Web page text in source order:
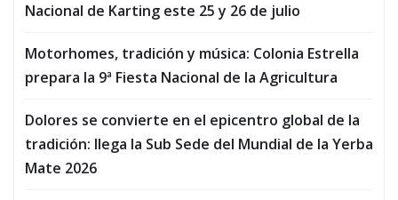
Nacional de Karting este 25 y 26 de julio
Motorhomes, tradición y música: Colonia Estrella
prepara la 9ª Fiesta Nacional de la Agricultura
Dolores se convierte en el epicentro global de la
tradición: llega la Sub Sede del Mundial de la Yerba
Mate 2026